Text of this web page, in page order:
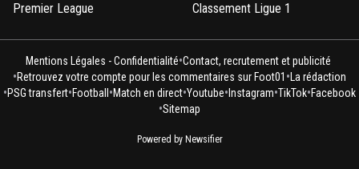
Premier League
Classement Ligue 1
Mentions Légales - Confidentialité•Contact, recrutement et publicité
•Retrouvez votre compte pour les commentaires sur Foot01 • La rédaction
•PSG transfert•Football •Match en direct•Youtube• Instagram•TikTok•Facebook
•Sitemap
Powered by Newsifier